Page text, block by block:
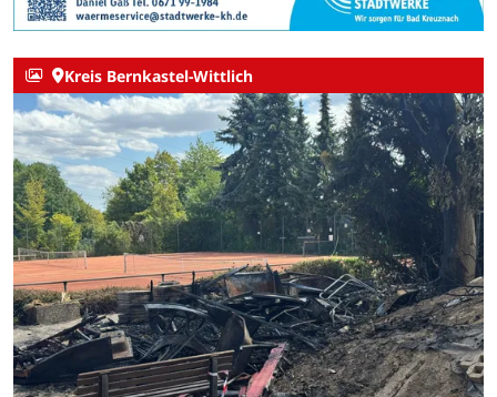
Kreis Bernkastel-Wittlich